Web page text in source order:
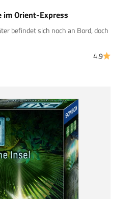
im Orient-Express
befindet sich noch an Bord, doch
4.9